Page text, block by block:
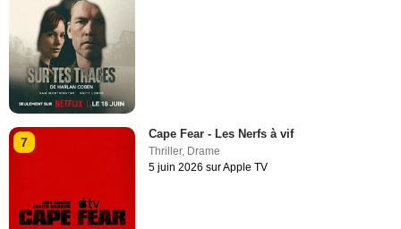
7
Cape Fear - Les Nerfs à vif
Thriller, Drame
5 juin 2026 sur Apple TV